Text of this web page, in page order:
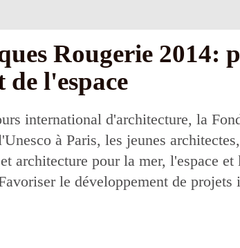
Rougerie 2014:
l'espace
international d'architecture, la
à Paris, les jeunes
architecture pour la mer, l'espace
le développement de projets